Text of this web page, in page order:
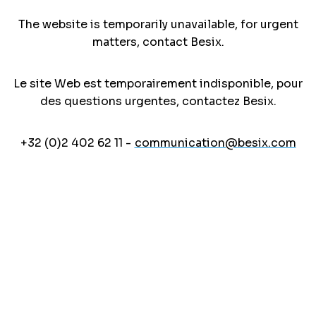
The website is temporarily unavailable, for urgent
matters, contact Besix.
Le site Web est temporairement indisponible, pour
des questions urgentes, contactez Besix.
+32 (0)2 402 62 11 - communication@besix.com